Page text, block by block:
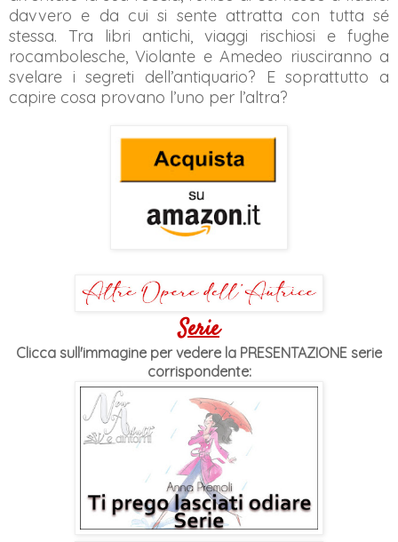
davvero e da cui si sente attratta con tutta sé
stessa. Tra libri antichi, viaggi rischiosi e fughe
rocambolesche, Violante e Amedeo riusciranno a
svelare i segreti dell’antiquario? E soprattutto a
capire cosa provano l’uno per l’altra?
Serie
Clicca sull'immagine per vedere la PRESENTAZIONE serie
corrispondente: